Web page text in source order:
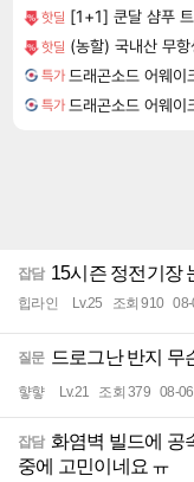
핫딜 [1+1] 쿤달 샴푸
핫딜 (농할) 국내산 무
특가
특가
잡담 15시즌 정전기장
힙라인 Lv.25 조회 910
질문 드로그난 반지 무
햫햫 Lv.21 조회 379 08-06
잡담 화염벽 빌드에 공
중에 고민이네요 ㅠ